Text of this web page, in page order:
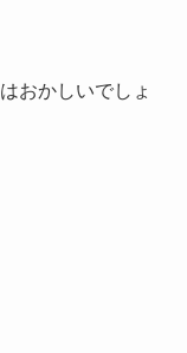
おかしいでしょ